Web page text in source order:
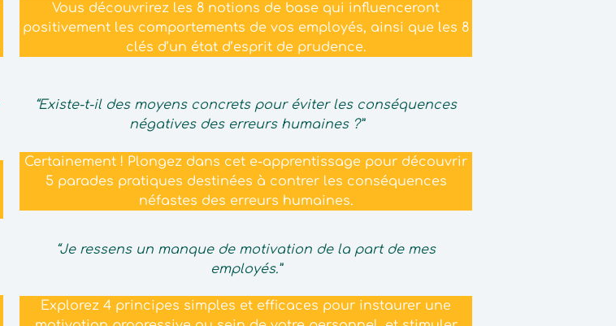
Vous découvrirez les 8 notions de base qui influenceront
positivement les comportements de vos employés, ainsi que les 8
clés d’un état d’esprit de prudence.
“Existe-t-il des moyens concrets pour éviter les conséquences
négatives des erreurs humaines ?”
Certainement ! Plongez dans cet e-apprentissage pour découvrir
5 parades pratiques destinées à contrer les conséquences
néfastes des erreurs humaines.
“Je ressens un manque de motivation de la part de mes
employés.”
Explorez 4 principes simples et efficaces pour instaurer une